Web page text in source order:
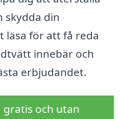
skydda din
läsa för att få reda
innebär och
erbjudandet.
gratis och utan